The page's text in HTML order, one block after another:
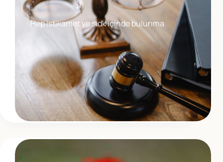
Hep istikamet ve sıdk içinde bulunma